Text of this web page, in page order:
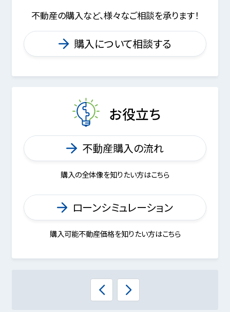
不動産の購入など、様々なご相談を承ります！
購入について相談する
お役立ち
不動産購入の流れ
購入の全体像を知りたい方はこちら
ローンシミュレーション
購入可能不動産価格を知りたい方はこちら